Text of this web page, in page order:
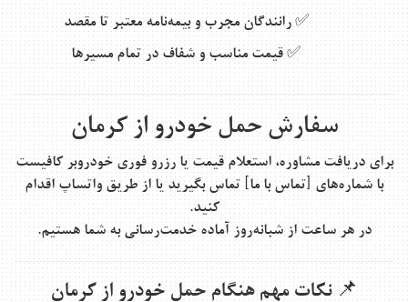
✅رانندگان مجرب و بیمه‌نامه معتبر تا مقصد
✅قیمت مناسب و شفاف در تمام مسیرها
سفارش حمل خودرو از کرمان
برای دریافت مشاوره، استعلام قیمت یا رزرو فوری خودروبر کافیست
با شماره‌های [تماس با ما] تماس بگیرید یا از طریق واتساپ اقدام
کنید.
در هر ساعت از شبانه‌روز آماده خدمت‌رسانی به شما هستیم.
📌 نکات مهم هنگام حمل خودرو از کرمان